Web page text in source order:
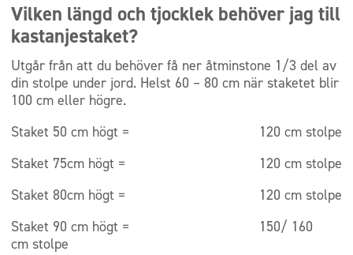
Vilken längd och tjocklek behöver jag till
kastanjestaket?
Utgår från att du behöver få ner åtminstone 1/3 del av
din stolpe under jord. Helst 60 – 80 cm när staketet blir
100 cm eller högre.
Staket 50 cm högt = 120 cm stolpe
Staket 75cm högt = 120 cm stolpe
Staket 80cm högt = 120 cm stolpe
Staket 90 cm högt = 150/ 160
cm stolpe